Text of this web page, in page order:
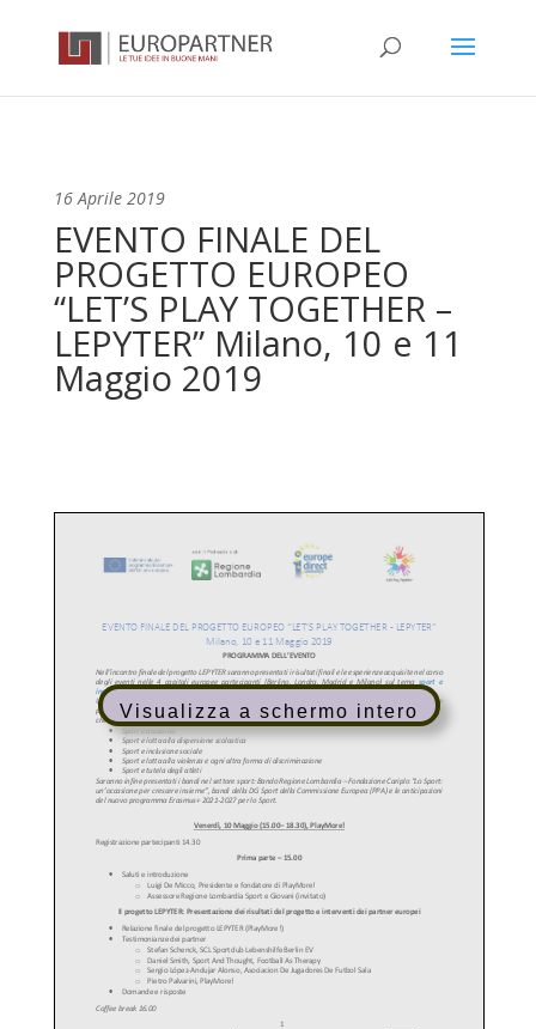
16 Aprile 2019
EVENTO FINALE DEL
PROGETTO EUROPEO
“LET’S PLAY TOGETHER –
LEPYTER” Milano, 10 e 11
Maggio 2019
Visualizza a schermo intero